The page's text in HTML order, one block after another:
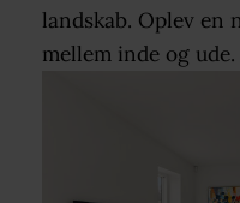
landskab. Oplev en
mellem inde og ude.